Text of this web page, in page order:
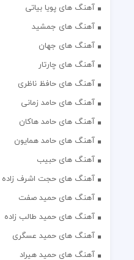
آهنگ های پویا بیاتی
آهنگ های جمشید
آهنگ های جهان
آهنگ های چارتار
آهنگ های حافظ ناظری
آهنگ های حامد زمانی
آهنگ های حامد هاکان
آهنگ های حامد همایون
آهنگ های حبیب
آهنگ های حجت اشرف زاده
آهنگ های حمید صفت
آهنگ های حمید طالب زاده
آهنگ های حمید عسگری
آهنگ های حمید هیراد